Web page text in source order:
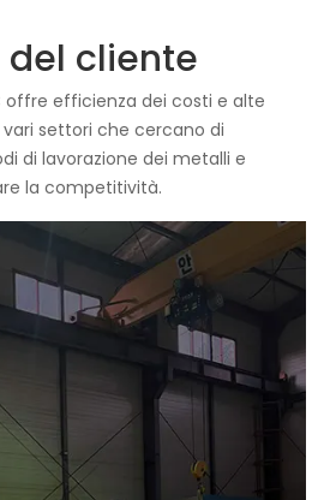
del cliente
offre efficienza dei costi e alte
settori che cercano di
di lavorazione dei metalli e
la competitività.